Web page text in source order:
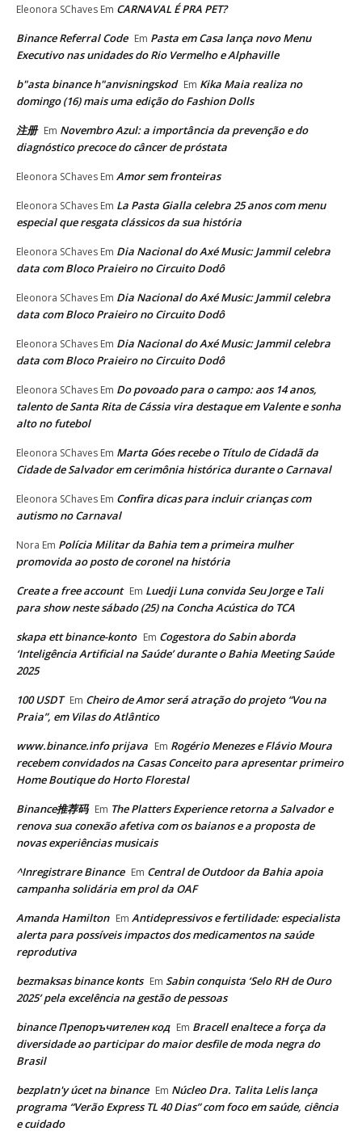
Eleonora SChaves Em CARNAVAL É PRA PET?
Binance Referral Code Em Pasta em Casa lança novo Menu
Executivo nas unidades do Rio Vermelho e Alphaville
b"asta binance h"anvisningskod Em Kika Maia realiza no
domingo (16) mais uma edição do Fashion Dolls
注册 Em Novembro Azul: a importância da prevenção e do
diagnóstico precoce do câncer de próstata
Eleonora SChaves Em Amor sem fronteiras
Eleonora SChaves Em La Pasta Gialla celebra 25 anos com menu
especial que resgata clássicos da sua história
Eleonora SChaves Em Dia Nacional do Axé Music: Jammil celebra
data com Bloco Praieiro no Circuito Dodô
Eleonora SChaves Em Dia Nacional do Axé Music: Jammil celebra
data com Bloco Praieiro no Circuito Dodô
Eleonora SChaves Em Dia Nacional do Axé Music: Jammil celebra
data com Bloco Praieiro no Circuito Dodô
Eleonora SChaves Em Do povoado para o campo: aos 14 anos,
talento de Santa Rita de Cássia vira destaque em Valente e sonha
alto no futebol
Eleonora SChaves Em Marta Góes recebe o Título de Cidadã da
Cidade de Salvador em cerimônia histórica durante o Carnaval
Eleonora SChaves Em Confira dicas para incluir crianças com
autismo no Carnaval
Nora Em Polícia Militar da Bahia tem a primeira mulher
promovida ao posto de coronel na história
Create a free account Em Luedji Luna convida Seu Jorge e Tali
para show neste sábado (25) na Concha Acústica do TCA
skapa ett binance-konto Em Cogestora do Sabin aborda
‘Inteligência Artificial na Saúde’ durante o Bahia Meeting Saúde
2025
100 USDT Em Cheiro de Amor será atração do projeto “Vou na
Praia”, em Vilas do Atlântico
www.binance.info prijava Em Rogério Menezes e Flávio Moura
recebem convidados na Casas Conceito para apresentar primeiro
Home Boutique do Horto Florestal
Binance推荐码 Em The Platters Experience retorna a Salvador e
renova sua conexão afetiva com os baianos e a proposta de
novas experiências musicais
^Inregistrare Binance Em Central de Outdoor da Bahia apoia
campanha solidária em prol da OAF
Amanda Hamilton Em Antidepressivos e fertilidade: especialista
alerta para possíveis impactos dos medicamentos na saúde
reprodutiva
bezmaksas binance konts Em Sabin conquista ‘Selo RH de Ouro
2025’ pela excelência na gestão de pessoas
binance Препоръчителен код Em Bracell enaltece a força da
diversidade ao participar do maior desfile de moda negra do
Brasil
bezplatn'y úcet na binance Em Núcleo Dra. Talita Lelis lança
programa “Verão Express TL 40 Dias” com foco em saúde, ciência
e cuidado